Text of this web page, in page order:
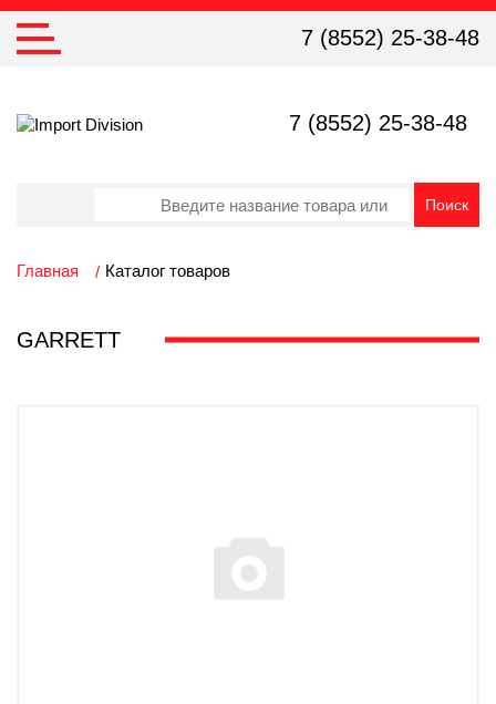
7 (8552) 25-38-48
7 (8552) 25-38-48
Главная Каталог товаров
GARRETT